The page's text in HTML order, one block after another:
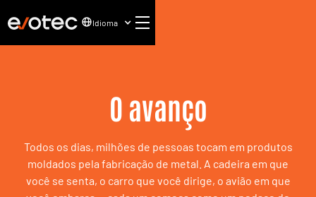
Idioma
O avanço
Todos os dias, milhões de pessoas tocam em produtos
moldados pela fabricação de metal. A cadeira em que
você se senta, o carro que você dirige, o avião em que